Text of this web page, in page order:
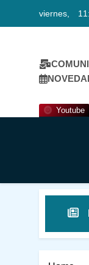
Youtube
– EN EL